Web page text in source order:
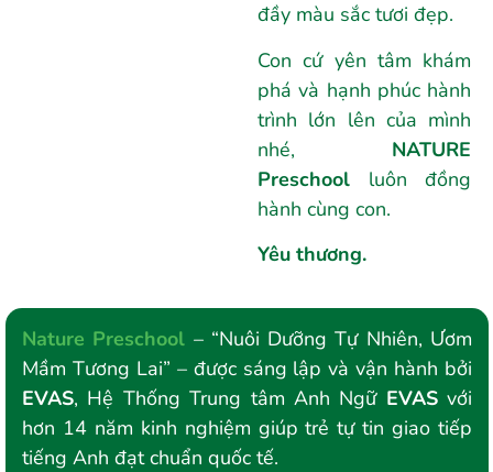
đầy màu sắc tươi đẹp.
Con cứ yên tâm khám
phá và hạnh phúc hành
trình lớn lên của mình
nhé, NATURE
Preschool luôn đồng
hành cùng con.
Yêu thương.
Nature Preschool – “Nuôi Dưỡng Tự Nhiên, Ươm
Mầm Tương Lai” – được sáng lập và vận hành bởi
EVAS, Hệ Thống Trung tâm Anh Ngữ EVASvới
hơn 14 năm kinh nghiệm giúp trẻ tự tin giao tiếp
tiếng Anh đạt chuẩn quốc tế.